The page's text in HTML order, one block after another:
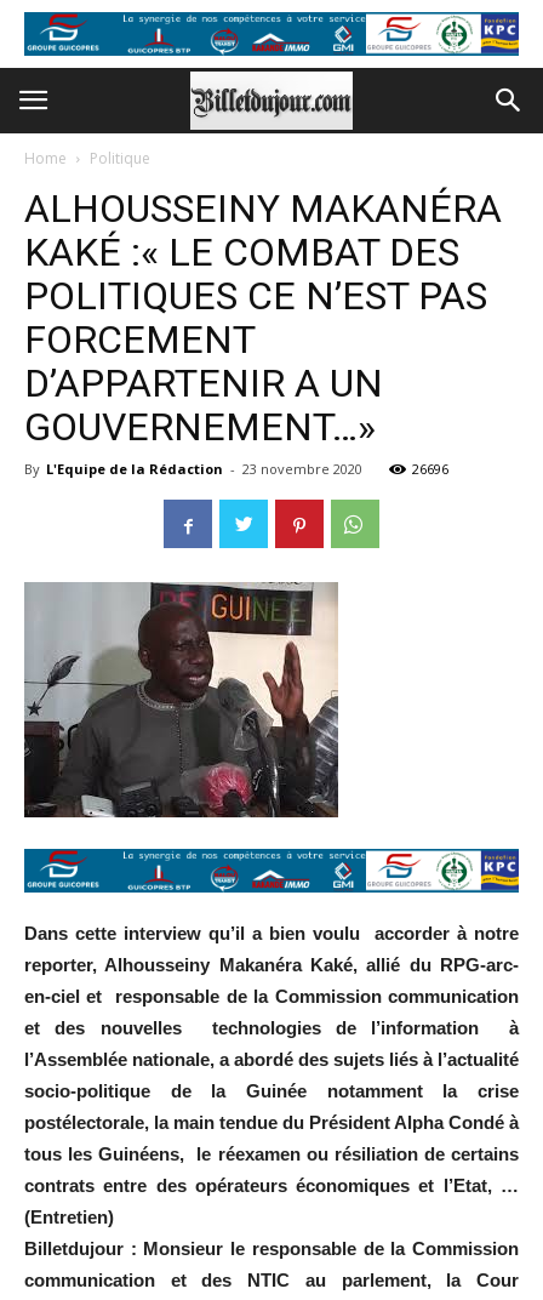
Home Politique
ALHOUSSEINY MAKANÉRA
KAKÉ :« LE COMBAT DES
POLITIQUES CE N’EST PAS
FORCEMENT
D’APPARTENIR A UN
GOUVERNEMENT…»
By L'Equipe de la Rédaction - 23 novembre 2020 26696
Dans cette interview qu’il a bien voulu accorder à notre
reporter, Alhousseiny Makanéra Kaké, allié du RPG-arc-
en-ciel et responsable de la Commission communication
et des nouvelles technologies de l’information à
l’Assemblée nationale, a abordé des sujets liés à l’actualité
socio-politique de la Guinée notamment la crise
postélectorale, la main tendue du Président Alpha Condé à
tous les Guinéens, le réexamen ou résiliation de certains
contrats entre des opérateurs économiques et l’Etat, …
(Entretien)
Billetdujour : Monsieur le responsable de la Commission
communication et des NTIC au parlement, la Cour